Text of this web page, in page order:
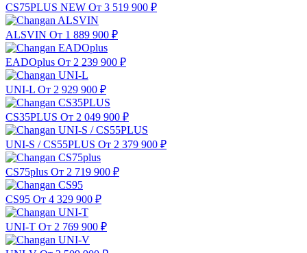
CS75PLUS NEW От 3 519 900 ₽
ALSVIN От 1 889 900 ₽
EADOplus От 2 239 900 ₽
UNI-L От 2 929 900 ₽
CS35PLUS От 2 049 900 ₽
UNI-S / CS55PLUS От 2 379 900 ₽
CS75plus От 2 719 900 ₽
CS95 От 4 329 900 ₽
UNI-T От 2 769 900 ₽